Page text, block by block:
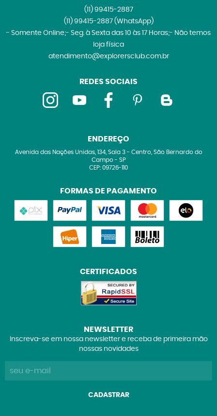
(11)99415-2887
(11)99415-2887 (WhatsApp)
- Somente Online;- Seg. à Sexta das 10 às 17 Horas;- Não temos
loja física
atendimento@explorersclub.com.br
REDES SOCIAIS
ENDEREÇO
Avenida das Nações Unidas, 134, Sala 3- Centro, São Bernardo do
Campo- SP
CEP: 09726-110
FORMAS DE PAGAMENTO
CERTIFICADOS
NEWSLETTER
Inscreva-se em nossa newsletter e receba de primeira mão
nossas novidades
CADASTRAR